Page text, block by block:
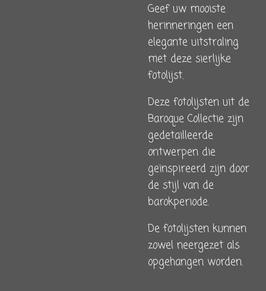
Geef uw mooiste
herinneringen een
elegante uitstraling
met deze sierlijke
fotolijst.
Deze fotolijsten uit de
Baroque Collectie zijn
gedetailleerde
ontwerpen die
geïnspireerd zijn door
de stijl van de
barokperiode.
De fotolijsten kunnen
zowel neergezet als
opgehangen worden.